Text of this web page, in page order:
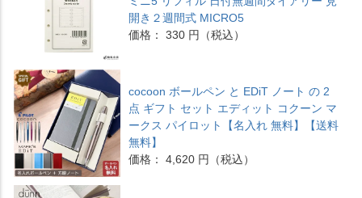
開き２週間式 MICRO5
価格： 330 円（税込）
cocoon ボールペン と EDiT ノート の 2
点 ギフト セット エディット コクーン マ
ークス パイロット【名入れ 無料】【送料
無料】
価格： 4,620 円（税込）